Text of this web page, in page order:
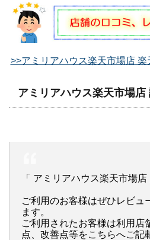
>>アミリアハウス楽天市場店
アミリアハウス楽天市場店
「 アミリアハウス楽天市場
ご利用のお客様はぜひレビュ
ます。
ご利用されたお客様は利用店
点、改善点等をこちらへご記